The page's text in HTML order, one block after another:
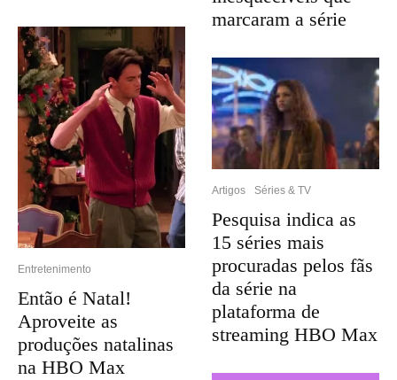
Entretenimento
Então é Natal!
Aproveite as
produções natalinas
na HBO Max
marcaram a série
Artigos Séries & TV
Pesquisa indica as
15 séries mais
procuradas pelos fãs
da série na
plataforma de
streaming HBO Max